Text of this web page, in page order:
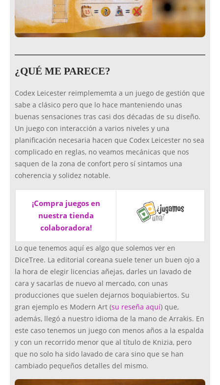
¿QUÉ ME PARECE?
Codex Leicester reimplememta a un juego de gestión que
sabe a clásico pero que lo hace manteniendo unas
buenas sensaciones tras casi dos décadas de su diseño.
Un juego con interacción a varios niveles y una
planificación necesaria hacen que Codex Leicester no sea
complicado en reglas, no veamos mecánicas que nos
saquen de la zona de confort pero sí sintamos una
coherencia y solidez notable.
¡Compra juegos en
nuestra tienda
colaboradora!
Lo que tenemos aquí es algo que solemos ver en
DiceTree. La editorial coreana suele tener un buen ojo a
la hora de elegir licencias añejas, darles un lavado de
cara y sacarlas de nuevo al mercado, con unas
producciones que suelen dejarnos boquiabiertos. Su
gran ejemplo es Modern Art (su reseña aquí) que,
además, llegó a nuestro idioma de la mano de Arrakis. En
este caso tenemos un juego con menos años a la espalda
y con un recorrido menor que al título de Knizia, pero
que no solo ha sido lavado de cara sino que se han
cambiado pequeños detalles del mismo.